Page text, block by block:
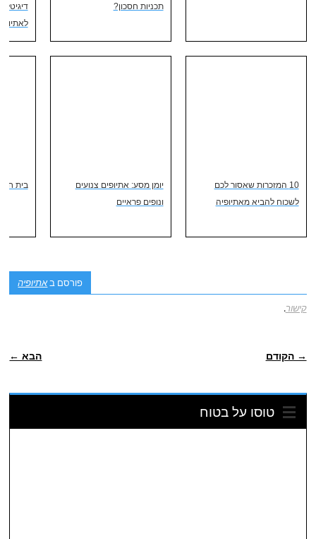
תכניות חסכון?
10 המזכרות שאסור לכם
לשכוח להביא מאתיופיה
יומן מסע: אתיופים צנועים
ונופים פראיים
בית
פורסם באתיופיה
קישור.
→ הקודם הבא ←
טוסו על בטוח